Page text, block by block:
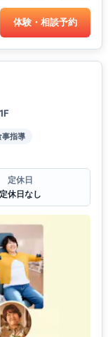
体験・相談予約
事指導
定休日
定休日なし